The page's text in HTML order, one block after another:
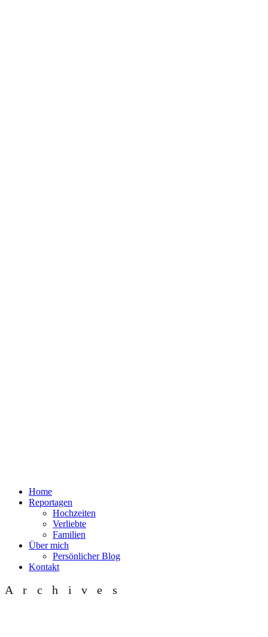
Home
Reportagen
Hochzeiten
Verliebte
Familien
Über mich
Persönlicher Blog
Kontakt
Archives